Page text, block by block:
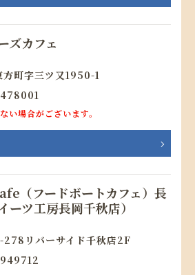
ズカフェ
町字三ツ又1950-1
い場合がございます。
（フードボートカフェ）長
ーツ工房長岡千秋店）
278リバーサイド千秋店2F